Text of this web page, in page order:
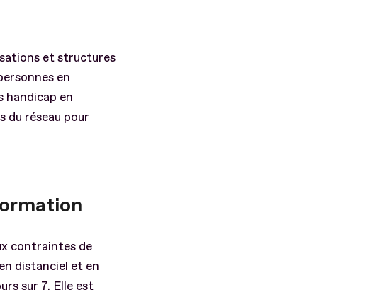
et structures
en
handicap en
du réseau pour
contraintes de
distanciel et en
sur 7. Elle est